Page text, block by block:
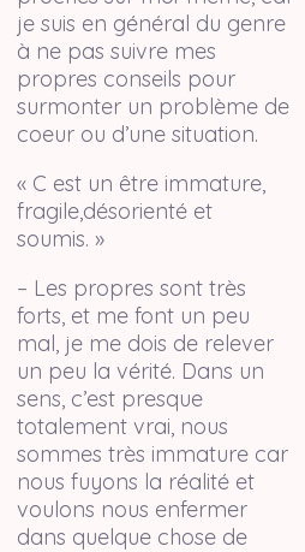
je suis en général du genre
à ne pas suivre mes
propres conseils pour
surmonter un problème de
coeur ou d’une situation.
« C est un être immature,
fragile,désorienté et
soumis. »
– Les propres sont très
forts, et me font un peu
mal, je me dois de relever
un peu la vérité. Dans un
sens, c’est presque
totalement vrai, nous
sommes très immature car
nous fuyons la réalité et
voulons nous enfermer
dans quelque chose de